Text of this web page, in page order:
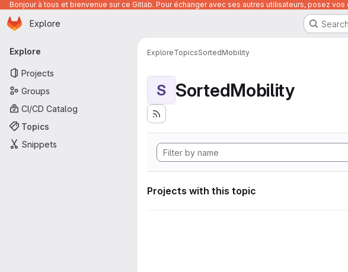
Bonjour à tous et bienvenue sur ce Gitlab. Pour échanger avec ses autres utilisateurs, posez
Skip to main content
Homepage
Explore
Primary navigation
Explore
Projects
Groups
CI/CD Catalog
Topics
Snippets
ExploreTopicsSortedMobility
S SortedMobility
Projects with this topic